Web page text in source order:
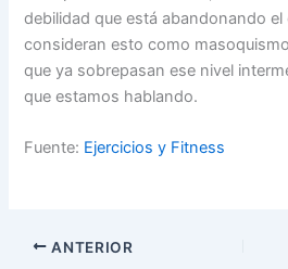
debilidad que está abandonando
consideran esto como
que ya sobrepasan ese nivel
que estamos hablando.
Fuente: Ejercicios y Fitness
ANTERIOR